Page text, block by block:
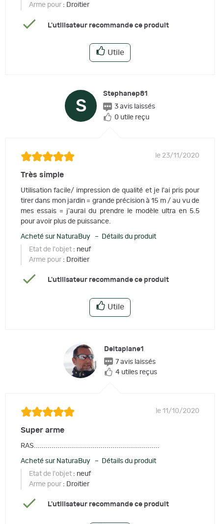
Arme pour : Droitier
L'utilisateur recommande ce produit
Utile
S
Stephanep81
3 avis laissés
0 utile reçu
le 23/11/2020
Très simple
Utilisation facile/ impression de qualité et je l'ai pris pour
tirer dans mon jardin = grande précision à 15 m / au vu de
mes essais = j'aurai du prendre le modèle ultra en 5.5
pour avoir plus de puissance.
Acheté sur NaturaBuy – Détails du produit
Etat de l'objet : neuf
Arme pour : Droitier
L'utilisateur recommande ce produit
Utile
Deltaplane1
7 avis laissés
4 utiles reçus
le 11/10/2020
Super arme
RAS................................................................
Acheté sur NaturaBuy – Détails du produit
Etat de l'objet : neuf
Arme pour : Droitier
L'utilisateur recommande ce produit